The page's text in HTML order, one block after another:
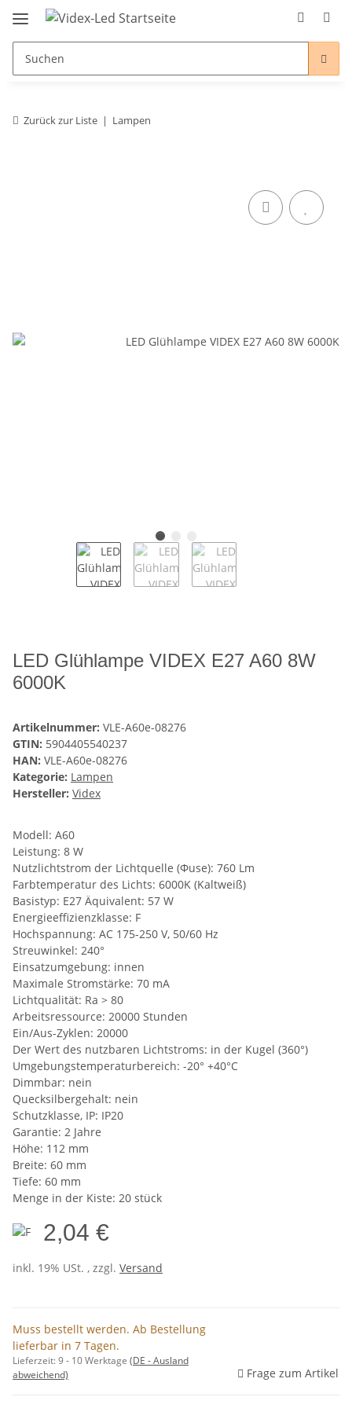
Zurück zur Liste Lampen
LED Glühlampe VIDEX E27 A60 8W
6000K
Artikelnummer: VLE-A60e-08276
GTIN: 5904405540237
HAN: VLE-A60e-08276
Kategorie: Lampen
Hersteller: Videx
Modell: A60
Leistung: 8 W
Nutzlichtstrom der Lichtquelle (Φuse): 760 Lm
Farbtemperatur des Lichts: 6000K (Kaltweiß)
Basistyp: E27 Äquivalent: 57 W
Energieeffizienzklasse: F
Hochspannung: AC 175-250 V, 50/60 Hz
Streuwinkel: 240°
Einsatzumgebung: innen
Maximale Stromstärke: 70 mA
Lichtqualität: Ra > 80
Arbeitsressource: 20000 Stunden
Ein/Aus-Zyklen: 20000
Der Wert des nutzbaren Lichtstroms: in der Kugel (360°)
Umgebungstemperaturbereich: -20° +40°C
Dimmbar: nein
Quecksilbergehalt: nein
Schutzklasse, IP: IP20
Garantie: 2 Jahre
Höhe: 112 mm
Breite: 60 mm
Tiefe: 60 mm
Menge in der Kiste: 20 stück
2,04 €
inkl. 19% USt. , zzgl. Versand
Muss bestellt werden. Ab Bestellung
lieferbar in 7 Tagen.
Lieferzeit:9 - 10 Werktage (DE - Ausland
abweichend)
Frage zum Artikel